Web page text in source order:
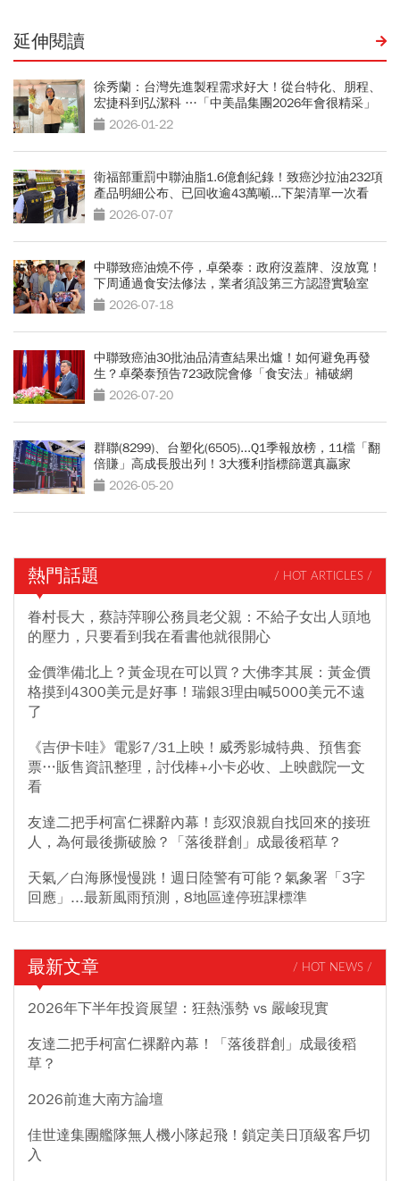
延伸閱讀
徐秀蘭：台灣先進製程需求好大！從台特化、朋程、
宏捷科到弘潔科 …「中美晶集團2026年會很精采」
2026-01-22
衛福部重罰中聯油脂1.6億創紀錄！致癌沙拉油232項
產品明細公布、已回收逾43萬噸...下架清單一次看
2026-07-07
中聯致癌油燒不停，卓榮泰：政府沒蓋牌、沒放寬！
下周通過食安法修法，業者須設第三方認證實驗室
2026-07-18
中聯致癌油30批油品清查結果出爐！如何避免再發
生？卓榮泰預告723政院會修「食安法」補破網
2026-07-20
群聯(8299)、台塑化(6505)...Q1季報放榜，11檔「翻
倍賺」高成長股出列！3大獲利指標篩選真贏家
2026-05-20
熱門話題 / HOT ARTICLES /
眷村長大，蔡詩萍聊公務員老父親：不給子女出人頭地
的壓力，只要看到我在看書他就很開心
金價準備北上？黃金現在可以買？大佛李其展：黃金價
格摸到4300美元是好事！瑞銀3理由喊5000美元不遠
了
《吉伊卡哇》電影7/31上映！威秀影城特典、預售套
票…販售資訊整理，討伐棒+小卡必收、上映戲院一文
看
友達二把手柯富仁裸辭內幕！彭双浪親自找回來的接班
人，為何最後撕破臉？「落後群創」成最後稻草？
天氣／白海豚慢慢跳！週日陸警有可能？氣象署「3字
回應」...最新風雨預測，8地區達停班課標準
最新文章 / HOT NEWS /
2026年下半年投資展望：狂熱漲勢 vs 嚴峻現實
友達二把手柯富仁裸辭內幕！「落後群創」成最後稻
草？
2026前進大南方論壇
佳世達集團艦隊無人機小隊起飛！鎖定美日頂級客戶切
入